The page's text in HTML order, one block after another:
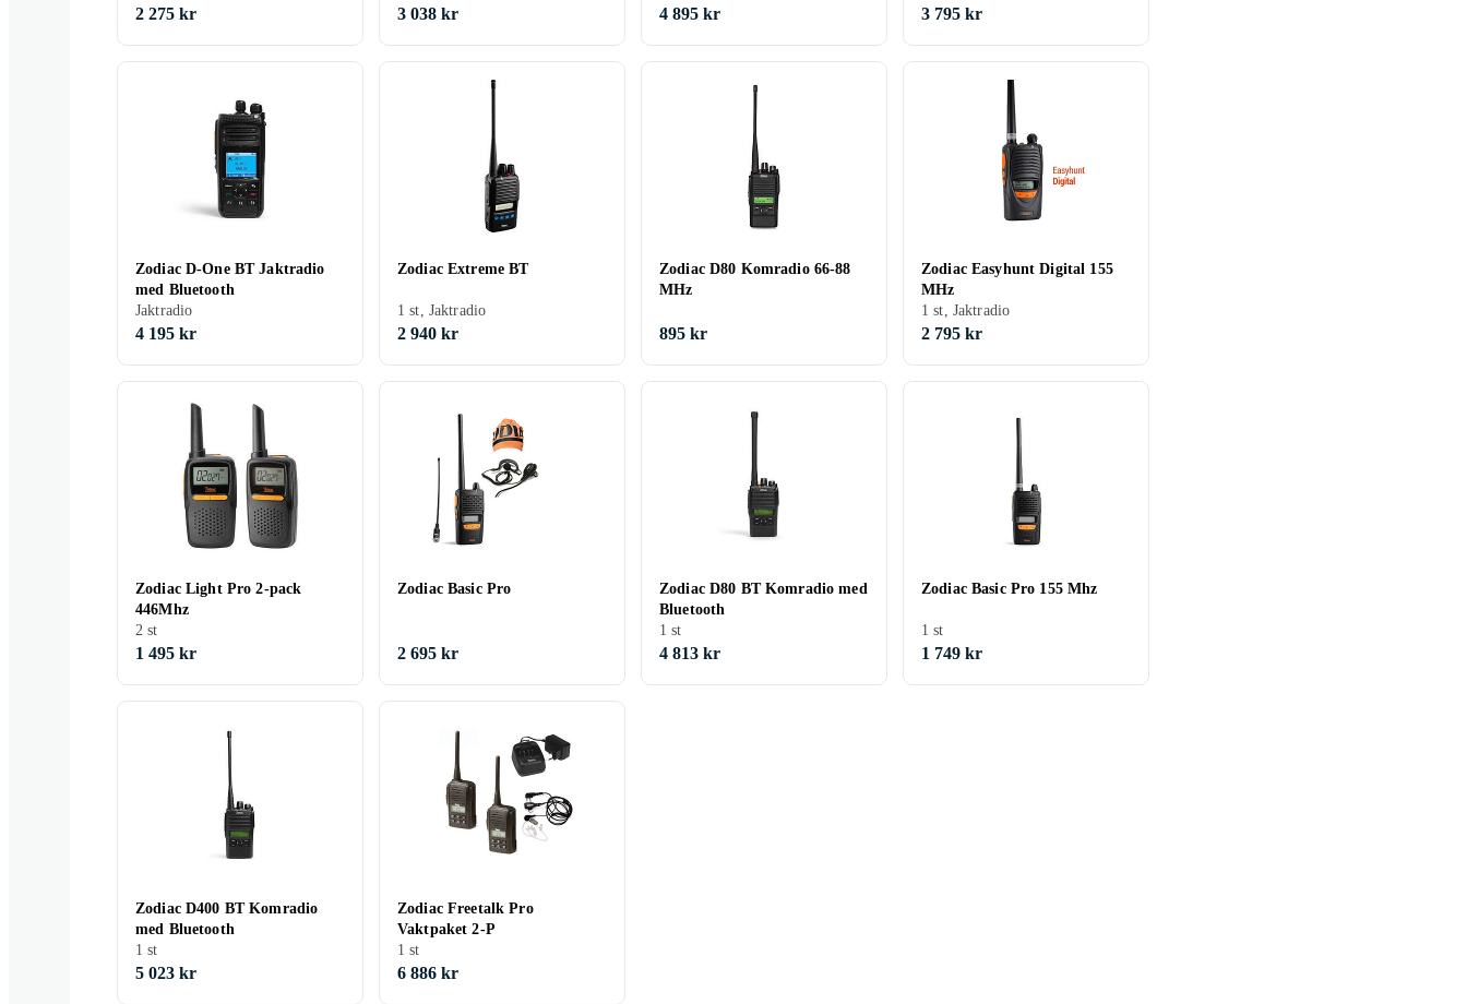
2 275 kr 3 038 kr 4 895 kr 3 795 kr
Zodiac D-One BT Jaktradio
med Bluetooth
Jaktradio
4 195 kr
Zodiac Extreme BT
1 st, Jaktradio
2 940 kr
Zodiac D80 Komradio 66-88
MHz
895 kr
Zodiac Easyhunt Digital 155
MHz
1 st, Jaktradio
2 795 kr
Zodiac Light Pro 2-pack
446Mhz
2 st
1 495 kr
Zodiac Basic Pro
2 695 kr
Zodiac D80 BT Komradio med
Bluetooth
1 st
4 813 kr
Zodiac Basic Pro 155 Mhz
1 st
1 749 kr
Zodiac D400 BT Komradio
med Bluetooth
1 st
5 023 kr
Zodiac Freetalk Pro
Vaktpaket 2-P
1 st
6 886 kr